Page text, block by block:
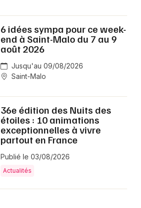
6 idées sympa pour ce week-
end à Saint-Malo du 7 au 9
août 2026
Jusqu'au 09/08/2026
Saint-Malo
36e édition des Nuits des
étoiles : 10 animations
exceptionnelles à vivre
partout en France
Publié le 03/08/2026
Actualités